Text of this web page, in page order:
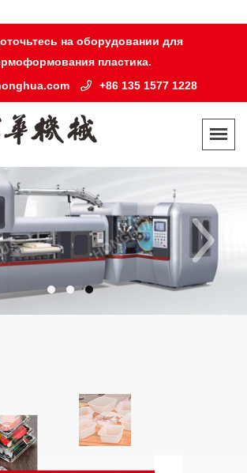
на оборудовании для
пластика.
+86 135 1577 1228